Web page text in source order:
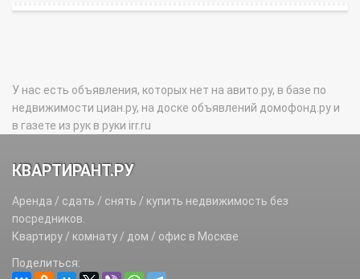
У нас есть объявления, которых нет на авито.ру, в базе по
недвижимости циан.ру, на доске объявлений домофонд.ру и
в газете из рук в руки irr.ru
КВАРТИРАНТ.РУ
Аренда / сдать / снять / купить недвижимость без
посредников.
Квартиру / комнату / дом / офис в Москве
Поделиться: